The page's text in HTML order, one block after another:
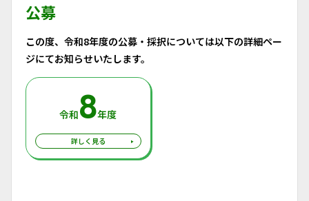
公募
この度、令和8年度の公募・採択については以下の詳細ペー
ジにてお知らせいたします。
令和8年度
詳しく見る